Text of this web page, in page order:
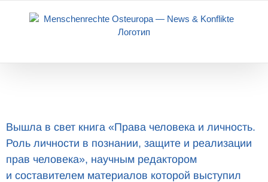
Вышла в свет книга «Права человека и личность.
Роль личности в познании, защите и реализации
прав человека», научным редактором
и составителем материалов которой выступил